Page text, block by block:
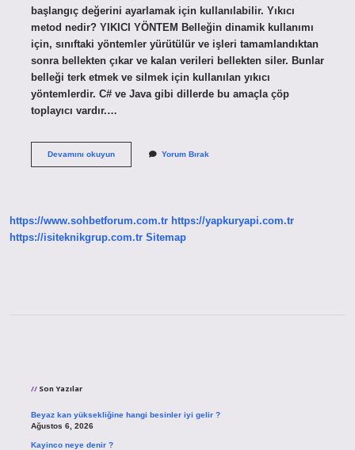
başlangıç ​​değerini ayarlamak için kullanılabilir. Yıkıcı
metod nedir? YIKICI YÖNTEM Belleğin dinamik kullanımı
için, sınıftaki yöntemler yürütülür ve işleri tamamlandıktan
sonra bellekten çıkar ve kalan verileri bellekten siler. Bunlar
belleği terk etmek ve silmek için kullanılan yıkıcı
yöntemlerdir. C# ve Java gibi dillerde bu amaçla çöp
toplayıcı vardır.…
Devamını okuyunYapıcı
Yorum Bırak
https://www.sohbetforum.com.tr https://yapkuryapi.com.tr
https://isiteknikgrup.com.tr Sitemap
Son Yazılar
Beyaz kan yüksekliğine hangi besinler iyi gelir ?
Ağustos 6, 2026
Kayinco neye denir ?